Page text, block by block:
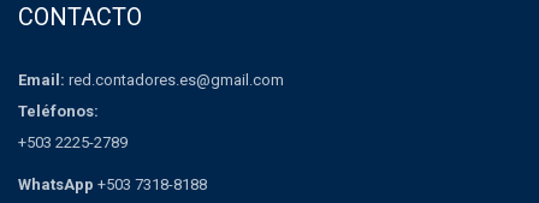
CONTACTO
Email: red.contadores.es@gmail.com
Teléfonos:
+503 2225-2789
WhatsApp +503 7318-8188